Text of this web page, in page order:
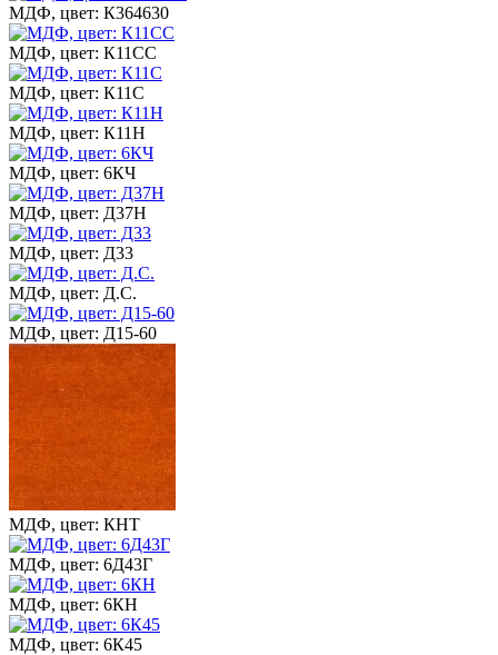
МДФ, цвет: К364630
МДФ, цвет: К11СС
МДФ, цвет: К11С
МДФ, цвет: К11Н
МДФ, цвет: 6КЧ
МДФ, цвет: Д37Н
МДФ, цвет: Д33
МДФ, цвет: Д.С.
МДФ, цвет: Д15-60
МДФ, цвет: КНТ
МДФ, цвет: 6Д43Г
МДФ, цвет: 6КН
МДФ, цвет: 6К45